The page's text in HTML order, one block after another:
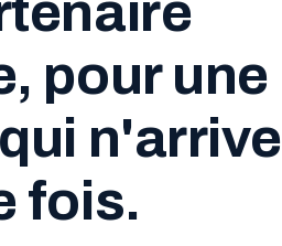
pour une
n'arrive
fois.